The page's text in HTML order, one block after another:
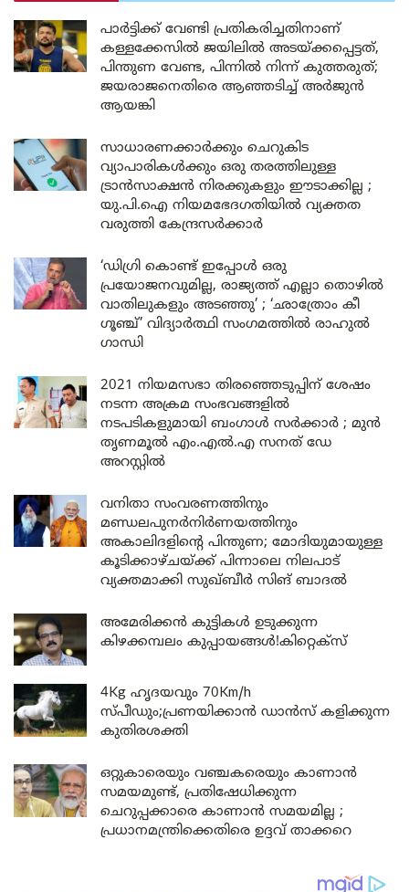
പാർട്ടിക്ക് വേണ്ടി പ്രതികരിച്ചതിനാണ്
കള്ളക്കേസിൽ ജയിലിൽ അടയ്ക്കപ്പെട്ടത്,
പിന്തുണ വേണ്ട, പിന്നിൽ നിന്ന് കുത്തരുത്;
ജയരാജനെതിരെ ആഞ്ഞടിച്ച് അർജുൻ
ആയങ്കി
സാധാരണക്കാർക്കും ചെറുകിട
വ്യാപാരികൾക്കും ഒരു തരത്തിലുള്ള
ട്രാൻസാക്ഷൻ നിരക്കുകളും ഈടാക്കില്ല ;
യു.പി.ഐ നിയമഭേദഗതിയിൽ വ്യക്തത
വരുത്തി കേന്ദ്രസർക്കാർ
‘ഡിഗ്രി കൊണ്ട് ഇപ്പോൾ ഒരു
പ്രയോജനവുമില്ല, രാജ്യത്ത് എല്ലാ തൊഴിൽ
വാതിലുകളും അടഞ്ഞു’ ; ‘ഛാത്രോം കീ
ഗൂഞ്ച്’ വിദ്യാർത്ഥി സംഗമത്തിൽ രാഹുൽ
ഗാന്ധി
2021 നിയമസഭാ തിരഞ്ഞെടുപ്പിന് ശേഷം
നടന്ന അക്രമ സംഭവങ്ങളിൽ
നടപടികളുമായി ബംഗാൾ സർക്കാർ ; മുൻ
തൃണമൂൽ എം.എൽ.എ സനത് ഡേ
അറസ്റ്റിൽ
വനിതാ സംവരണത്തിനും
മണ്ഡലപുനർനിർണയത്തിനും
അകാലിദളിന്റെ പിന്തുണ; മോദിയുമായുള്ള
കൂടിക്കാഴ്ചയ്ക്ക് പിന്നാലെ നിലപാട്
വ്യക്തമാക്കി സുഖ്ബീർ സിങ് ബാദൽ
അമേരിക്കൻ കുട്ടികൾ ഉടുക്കുന്ന
കിഴക്കമ്പലം കുപ്പായങ്ങൾ!കിറ്റെക്സ്
4Kg ഹൃദയവും 70Km/h
സ്പീഡും;പ്രണയിക്കാൻ ഡാൻസ് കളിക്കുന്ന
കുതിരശക്തി
ഒറ്റുകാരെയും വഞ്ചകരെയും കാണാൻ
സമയമുണ്ട്, പ്രതിഷേധിക്കുന്ന
ചെറുപ്പക്കാരെ കാണാൻ സമയമില്ല ;
പ്രധാനമന്ത്രിക്കെതിരെ ഉദ്ദവ് താക്കറെ